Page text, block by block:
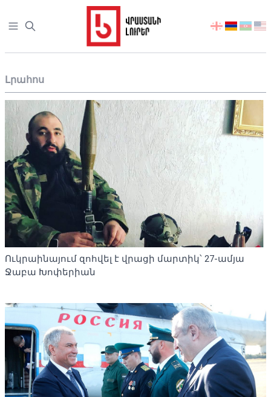
Open sidebar
აირჩიეთ
Լրահոս
Ուկրաինայում զոհվել է վրացի մարտիկ՝ 27-ամյա
Ջաբա Խոփերիան